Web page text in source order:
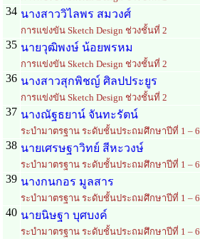
34 นางสาววิไลพร สมวงศ์
การแข่งขัน Sketch Design ช่วงชั้นที่ 2
35 นายวุฒิพงษ์ น้อยพรหม
การแข่งขัน Sketch Design ช่วงชั้นที่ 2
36 นางสาวสุกพิชญ์ ศิลปประยูร
การแข่งขัน Sketch Design ช่วงชั้นที่ 2
37 นางณัฐธยาน์ จันทะรัตน์
ระบำมาตรฐาน ระดับชั้นประถมศึกษาปีที่ 1 – 6
38 นายเศรษฐาวิทย์ สีหะวงษ์
ระบำมาตรฐาน ระดับชั้นประถมศึกษาปีที่ 1 – 6
39 นางกนกอร มูลสาร
ระบำมาตรฐาน ระดับชั้นประถมศึกษาปีที่ 1 – 6
40 นายนิษฐา บุศบงค์
ระบำมาตรฐาน ระดับชั้นประถมศึกษาปีที่ 1 – 6